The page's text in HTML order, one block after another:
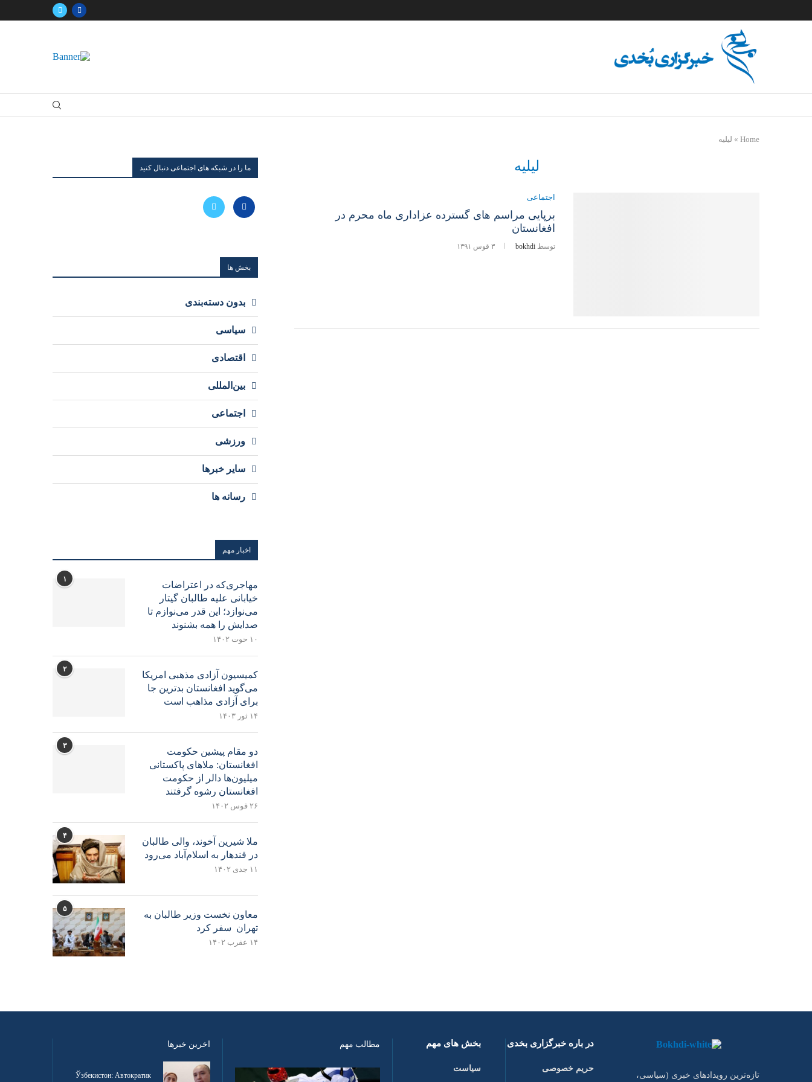
Home
» لیلیه
لیلیه
اجتماعی
برپایی مراسم های گسترده عزاداری ماه محرم در
افغانستان
توسط bokhdi ۳ قوس ۱۳۹۱
ما را در شبکه های اجتماعی دنبال کنید
بخش ها
بدون دسته‌بندی
سیاسی
اقتصادی
بین‌المللی
اجتماعی
ورزشی
سایر خبرها
رسانه ها
اخبار مهم
۱
مهاجری‌که در اعتراضات
خیابانی علیه طالبان گیتار
می‌نوازد؛ این قدر می‌نوازم تا
صدایش را همه بشنوند
۱۰ حوت ۱۴۰۲
۲
کمیسیون آزادی مذهبی امریکا
می‌گوید افغانستان بدترین جا
برای آزادی مذاهب است
۱۴ ثور ۱۴۰۳
۳
دو مقام پیشین حکومت
افغانستان: ملاهای پاکستانی
میلیون‌ها دالر از حکومت
افغانستان رشوه گرفتند
۲۶ قوس ۱۴۰۲
۴
ملا شیرین آخوند، والی طالبان
در قندهار به اسلام‌آباد می‌رود
۱۱ جدی ۱۴۰۲
۵
معاون نخست وزیر طالبان به
تهران سفر کرد
۱۴ عقرب ۱۴۰۲
تازه‌ترین رویدادهای خبری (سیاسی،
در باره خبرگزاری بخدی
حریم خصوصی
بخش های مهم
سیاست
مطالب مهم اخرین خبرها
Ўзбекистон: Автократик